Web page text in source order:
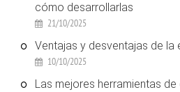
cómo desarrollarlas
21/10/2025
Ventajas y desventajas de la
10/10/2025
Las mejores herramientas